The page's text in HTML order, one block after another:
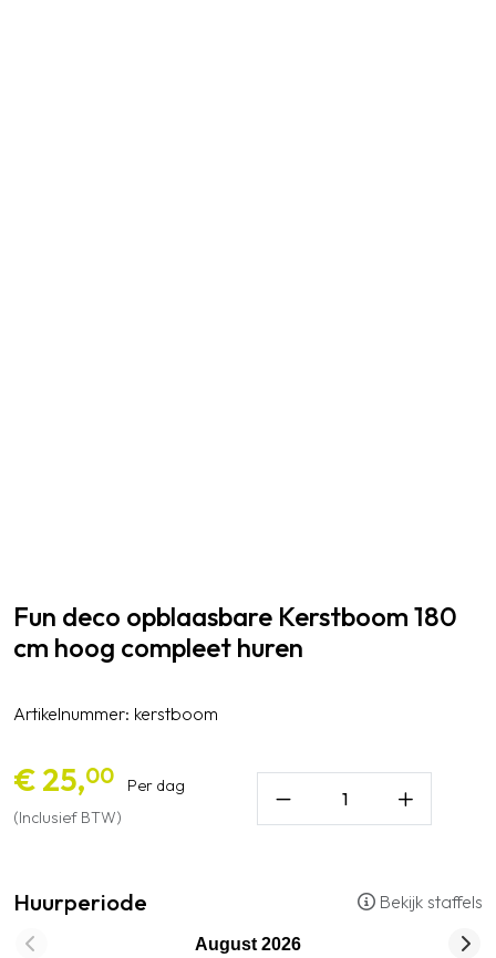
Fun deco opblaasbare Kerstboom 180
cm hoog compleet huren
Artikelnummer: kerstboom
€ 25,00
Per dag
(Inclusief BTW)
Huurperiode Bekijk staffels
August 2026